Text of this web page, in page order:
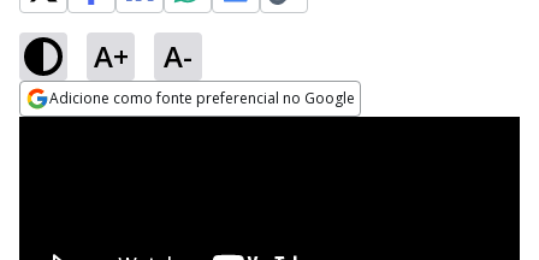
A+ A-
Adicione como fonte preferencial no Google